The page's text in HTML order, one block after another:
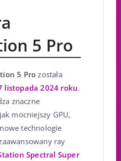
5 Pro
5 Pro została
listopada 2024 roku.
znaczne
mocniejszy GPU,
technologie
ray
Spectral Super